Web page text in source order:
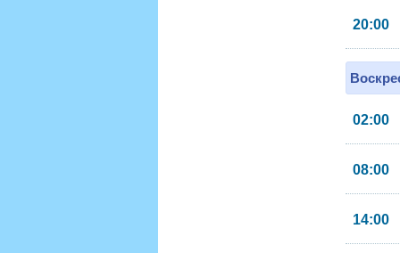
20:00
02:00
08:00
14:00